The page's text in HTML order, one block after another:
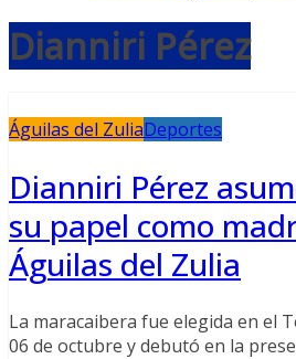
Dianniri Pérez
Águilas del ZuliaDeportes
Dianniri Pérez
su papel como
Águilas del Zulia
La maracaibera fue elegida en el
06 de octubre y debutó en la